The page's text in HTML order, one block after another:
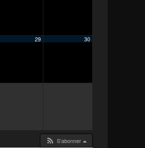
29 30
S’abonner